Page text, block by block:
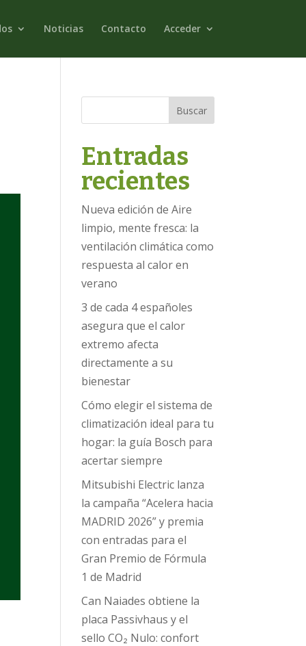
Noticias Contacto Acceder
Buscar
Entradas
recientes
Nueva edición de Aire
limpio, mente fresca: la
ventilación climática como
respuesta al calor en
verano
3 de cada 4 españoles
asegura que el calor
extremo afecta
directamente a su
bienestar
Cómo elegir el sistema de
climatización ideal para tu
hogar: la guía Bosch para
acertar siempre
Mitsubishi Electric lanza
la campaña “Acelera hacia
MADRID 2026” y premia
con entradas para el
Gran Premio de Fórmula
1 de Madrid
Can Naiades obtiene la
placa Passivhaus y el
sello CO₂ Nulo: confort